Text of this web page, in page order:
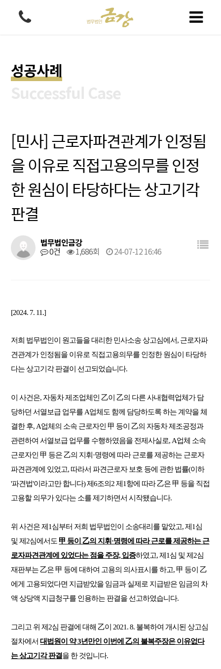
성공사례
[민사] 근로자파견관계가 인정됨
을 이유로 직접고용의무를 인정
한 원심이 타당하다는 상고기각
판결
법무법인금강
0건 1,686회 24-07-12 16:46
[2024. 7. 11.]
저희 법무법인이 원고들을 대리한 민사소송 상고심에서, 근로자파
견관계가 인정됨을 이유로 직접고용의무를 인정한 원심이 타당하
다는 상고기각 판결이 선고되었습니다.
이 사건은, 자동차 제조업체인 乙이 乙의 다른 사내협력업체가 담
당하던 서열보급 업무를 A업체도 함께 담당하도록 하는 계약을 체
결한 후, A업체의 소속 근로자인 甲 등이 乙의 자동차 제조공정과
관련하여 서열보급 업무를 수행하였음을 전제사실로, A업체 소속
근로자인 甲 등은 乙의 지휘·명령에 따라 근로를 제공하는 근로자
파견관계에 있었고, 따라서 파견근로자 보호 등에 관한 법률(이하
'파견법'이라고만 합니다) 제6조의2 제1항에 따라 乙은 甲 등을 직접
고용할 의무가 있다는 소를 제기하면서 시작됐습니다.
위 사건은 제1심부터 저희 법무법인이 소송대리를 맡았고, 제1심
및 제2심에서도 甲 등이 乙의 지휘·명령에 따라 근로를 제공하는 근
로자파견관계에 있었다는 점을 주장, 입증하였고, 제1심 및 제2심
재판부는 乙은 甲 등에 대하여 고용의 의사표시를 하고, 甲 등이 乙
에게 고용되었다면 지급받았을 임금과 실제로 지급받은 임금의 차
액 상당액 지급청구를 인용하는 판결을 선고하였습니다.
그리고 위 제2심 판결에 대해 乙이 2021. 8. 불복하여 개시된 상고심
절차에서대법원이 약 3년만인 이번에 乙의 불복주장은 이유없다
는 상고기각 판결을 한 것입니다.